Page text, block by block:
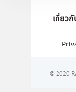
เกี่ยวกั
© 2020